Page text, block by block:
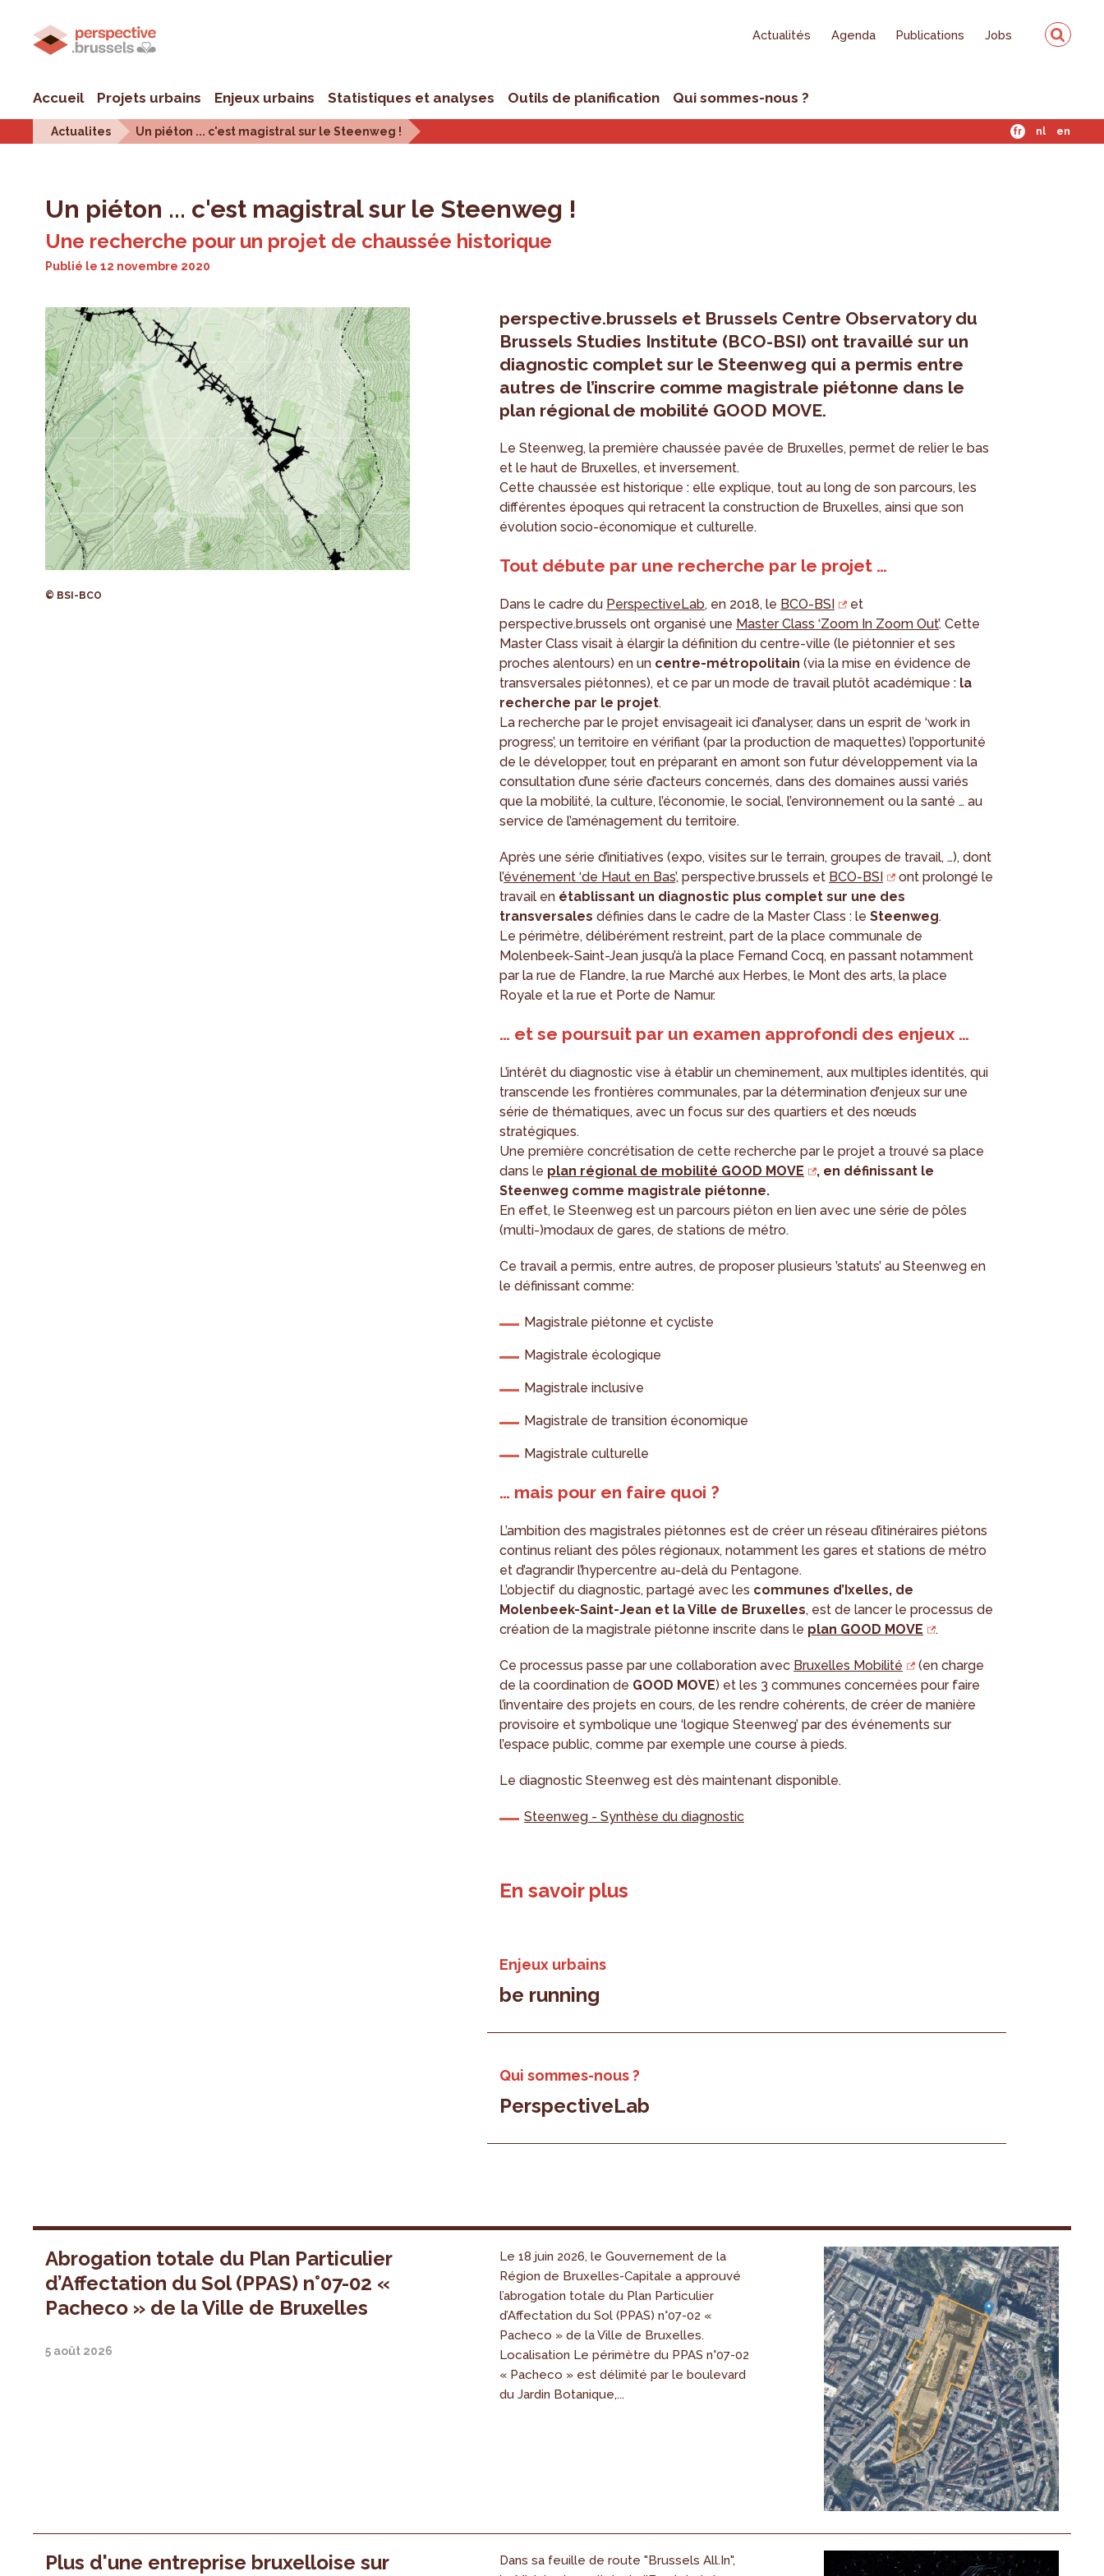
Actualités Agenda Publications Jobs
Accueil Projets urbains Enjeux urbains Statistiques et analyses Outils de planification Qui sommes-nous ?
Actualites Un piéton ... c'est magistral sur le Steenweg ! fr nl en
Un piéton ... c'est magistral sur le Steenweg !
Une recherche pour un projet de chaussée historique
Publié le12 novembre 2020
© BSI-BCO
perspective.brussels et Brussels Centre Observatory du
Brussels Studies Institute (BCO-BSI) ont travaillé sur un
diagnostic complet sur le Steenweg qui a permis entre
autres de l’inscrire comme magistrale piétonne dans le
plan régional de mobilité GOOD MOVE.
Le Steenweg, la première chaussée pavée de Bruxelles, permet de relier le bas
et le haut de Bruxelles, et inversement.
Cette chaussée est historique : elle explique, tout au long de son parcours, les
différentes époques qui retracent la construction de Bruxelles, ainsi que son
évolution socio-économique et culturelle.
Tout débute par une recherche par le projet …
Dans le cadre du PerspectiveLab, en 2018, le BCO-BSI
et
perspective.brussels ont organisé une Master Class ‘Zoom In Zoom Out’. Cette
Master Class visait à élargir la définition du centre-ville (le piétonnier et ses
proches alentours) en un centre-métropolitain (via la mise en évidence de
transversales piétonnes), et ce par un mode de travail plutôt académique : la
recherche par le projet.
La recherche par le projet envisageait ici d’analyser, dans un esprit de ‘work in
progress’, un territoire en vérifiant (par la production de maquettes) l’opportunité
de le développer, tout en préparant en amont son futur développement via la
consultation d’une série d’acteurs concernés, dans des domaines aussi variés
que la mobilité, la culture, l’économie, le social, l’environnement ou la santé … au
service de l’aménagement du territoire.
Après une série d’initiatives (expo, visites sur le terrain, groupes de travail, …), dont
l’événement ‘de Haut en Bas’, perspective.brussels et BCO-BSI
ont prolongé le
travail en établissant un diagnostic plus complet sur une des
transversales définies dans le cadre de la Master Class : leSteenweg.
Le périmètre, délibérément restreint, part de la place communale de
Molenbeek-Saint-Jean jusqu’à la place Fernand Cocq, en passant notamment
par la rue de Flandre, la rue Marché aux Herbes, le Mont des arts, la place
Royale et la rue et Porte de Namur.
… et se poursuit par un examen approfondi des enjeux …
L’intérêt du diagnostic vise à établir un cheminement, aux multiples identités, qui
transcende les frontières communales, par la détermination d’enjeux sur une
série de thématiques, avec un focus sur des quartiers et des nœuds
stratégiques.
Une première concrétisation de cette recherche par le projet a trouvé sa place
dans le plan régional de mobilité GOOD MOVE
, en définissant le
Steenweg comme magistrale piétonne.
En effet, le Steenweg est un parcours piéton en lien avec une série de pôles
(multi-)modaux de gares, de stations de métro.
Ce travail a permis, entre autres, de proposer plusieurs ’statuts’ au Steenweg en
le définissant comme:
Magistrale piétonne et cycliste
Magistrale écologique
Magistrale inclusive
Magistrale de transition économique
Magistrale culturelle
… mais pour en faire quoi ?
L’ambition des magistrales piétonnes est de créer un réseau d’itinéraires piétons
continus reliant des pôles régionaux, notamment les gares et stations de métro
et d’agrandir l’hypercentre au-delà du Pentagone.
L’objectif du diagnostic, partagé avec les communes d’Ixelles, de
Molenbeek-Saint-Jean et la Ville de Bruxelles, est de lancer le processus de
création de la magistrale piétonne inscrite dans le plan GOOD MOVE .
Ce processus passe par une collaboration avec Bruxelles Mobilité
(en charge
de la coordination de GOOD MOVE) et les 3 communes concernées pour faire
l’inventaire des projets en cours, de les rendre cohérents, de créer de manière
provisoire et symbolique une ‘logique Steenweg’ par des événements sur
l’espace public, comme par exemple une course à pieds.
Le diagnostic Steenweg est dès maintenant disponible.
Steenweg - Synthèse du diagnostic
En savoir plus
Enjeux urbains
be running
Qui sommes-nous ?
PerspectiveLab
Abrogation totale du Plan Particulier
d’Affectation du Sol (PPAS) n°07-02 «
Pacheco » de la Ville de Bruxelles
5 août 2026
Le 18 juin 2026, le Gouvernement de la
Région de Bruxelles-Capitale a approuvé
l’abrogation totale du Plan Particulier
d’Affectation du Sol (PPAS) n°07-02 «
Pacheco » de la Ville de Bruxelles.
Localisation Le périmètre du PPAS n°07-02
« Pacheco » est délimité par le boulevard
du Jardin Botanique,...
Plus d'une entreprise bruxelloise sur
Dans sa feuille de route "Brussels All.In",